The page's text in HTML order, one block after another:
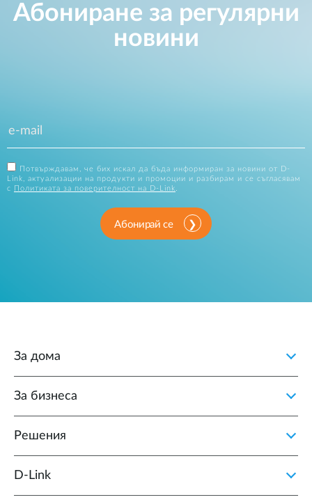
Абониране за регулярни
новини
Потвърждавам, че бих искал да бъда информиран за новини от D-
Link, актуализации на продукти и промоции и разбирам и се съгласявам
с
Политиката за поверителност на D-Link
Абонирай се
За дома
За бизнеса
Решения
D‑Link